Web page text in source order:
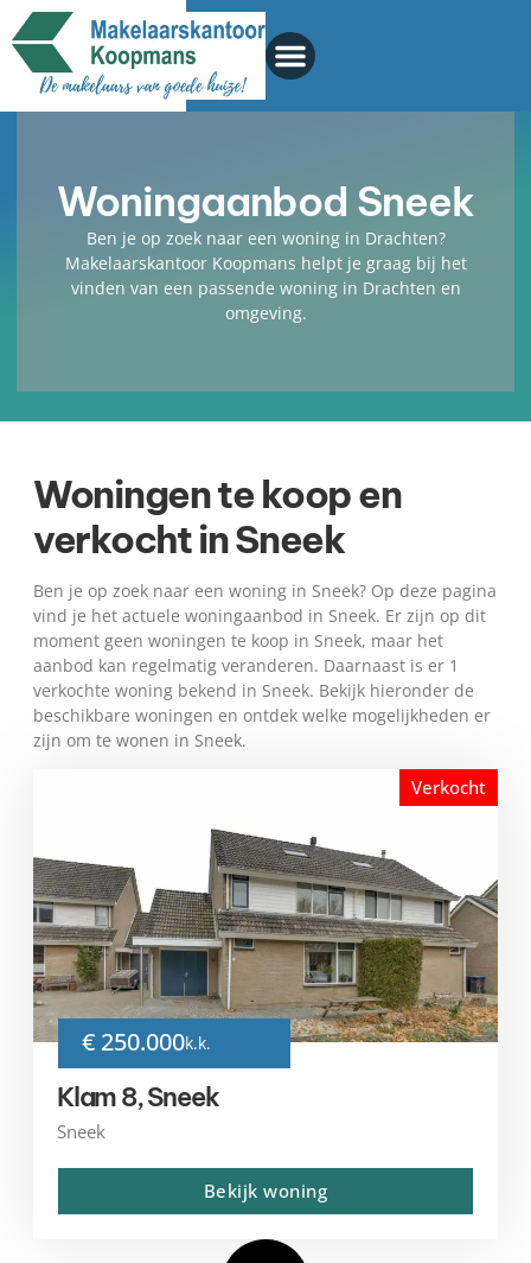
Woningaanbod Sneek
Ben je op zoek naar een woning in Drachten?
Makelaarskantoor Koopmans helpt je graag bij het
vinden van een passende woning in Drachten en
omgeving.
Woningen te koop en
verkocht in Sneek
Ben je op zoek naar een woning in Sneek? Op deze pagina
vind je het actuele woningaanbod in Sneek. Er zijn op dit
moment geen woningen te koop in Sneek, maar het
aanbod kan regelmatig veranderen. Daarnaast is er 1
verkochte woning bekend in Sneek. Bekijk hieronder de
beschikbare woningen en ontdek welke mogelijkheden er
zijn om te wonen in Sneek.
Verkocht
€ 250.000k.k.
Klam 8, Sneek
Sneek
Bekijk woning